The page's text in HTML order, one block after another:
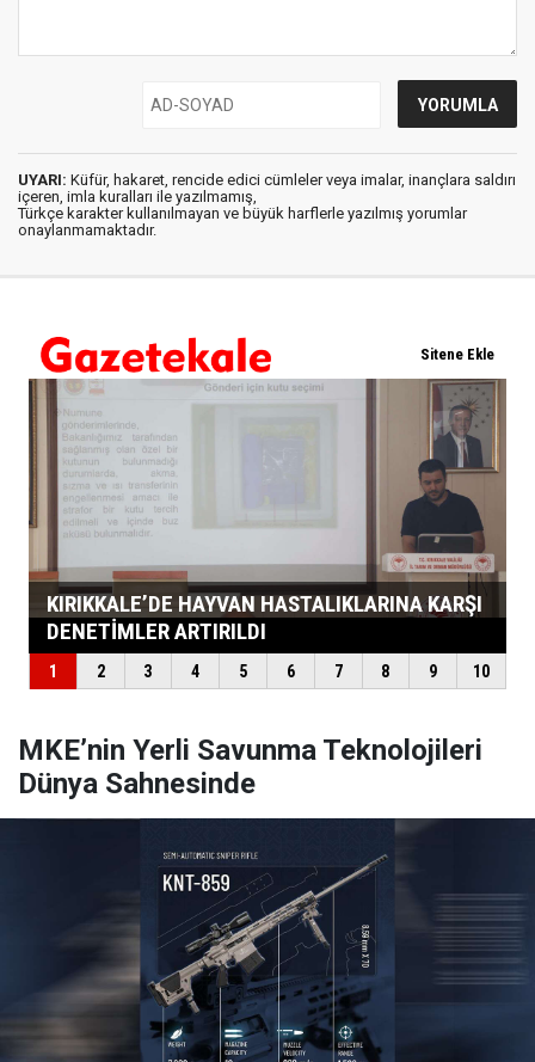
UYARI: Küfür, hakaret, rencide edici cümleler veya imalar, inançlara saldırı
içeren, imla kuralları ile yazılmamış,
Türkçe karakter kullanılmayan ve büyük harflerle yazılmış yorumlar
onaylanmamaktadır.
MKE’nin Yerli Savunma Teknolojileri
Dünya Sahnesinde